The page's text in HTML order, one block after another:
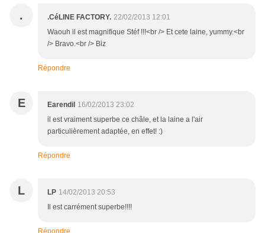
. .CéLINE FACTORY. 22/02/2013 12:01
Waouh il est magnifique Stéf !!!<br /> Et cete laine, yummy.<br
/> Bravo.<br /> Biz
Répondre
E Earendil 16/02/2013 23:02
il est vraiment superbe ce châle, et la laine a l'air
particulièrement adaptée, en effet! :)
Répondre
L LP 14/02/2013 20:53
Il est carrément superbe!!!!
Répondre